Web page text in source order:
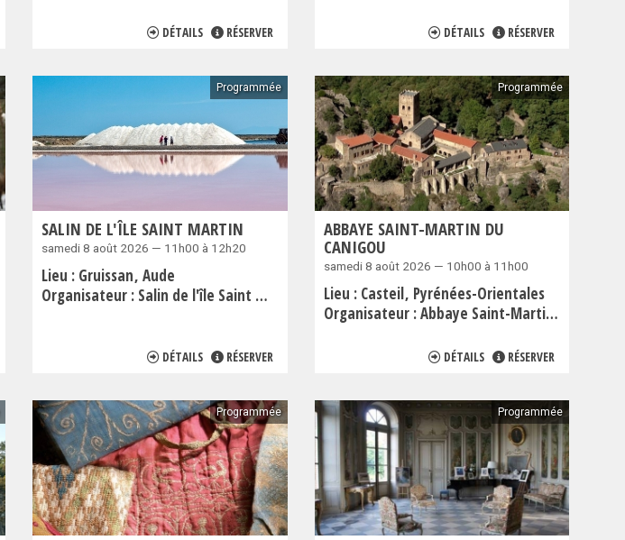
DÉTAILS RÉSERVER DÉTAILS RÉSERVER
Programmée
SALIN DE L'ÎLE SAINT MARTIN
samedi 8 août 2026 — 11h00 à 12h20
Lieu : Gruissan Aude
Organisateur : Salin de l'île Saint Martin
DÉTAILS RÉSERVER
Programmée
ABBAYE SAINT-MARTIN DU
CANIGOU
samedi 8 août 2026 — 10h00 à 11h00
Lieu : Casteil Pyrénées-Orientales
Organisateur :Abbaye Saint-Martin du Canigou
DÉTAILS RÉSERVER
Programmée Programmée